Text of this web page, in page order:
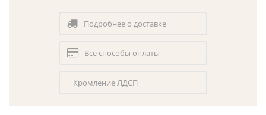
Подробнее о доставке
Все способы оплаты
Кромление ЛДСП